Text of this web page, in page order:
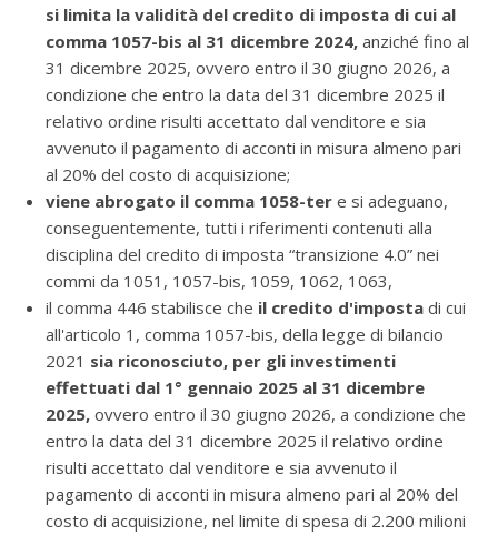
si limita la validità del credito di imposta di cui al
comma 1057-bis al 31 dicembre 2024, anziché fino al
31 dicembre 2025, ovvero entro il 30 giugno 2026, a
condizione che entro la data del 31 dicembre 2025 il
relativo ordine risulti accettato dal venditore e sia
avvenuto il pagamento di acconti in misura almeno pari
al 20% del costo di acquisizione;
viene abrogato il comma 1058-ter e si adeguano,
conseguentemente, tutti i riferimenti contenuti alla
disciplina del credito di imposta “transizione 4.0” nei
commi da 1051, 1057-bis, 1059, 1062, 1063,
il comma 446 stabilisce che il credito d'imposta di cui
all'articolo 1, comma 1057-bis, della legge di bilancio
2021 sia riconosciuto, per gli investimenti
effettuati dal 1° gennaio 2025 al 31 dicembre
2025, ovvero entro il 30 giugno 2026, a condizione che
entro la data del 31 dicembre 2025 il relativo ordine
risulti accettato dal venditore e sia avvenuto il
pagamento di acconti in misura almeno pari al 20% del
costo di acquisizione, nel limite di spesa di 2.200 milioni